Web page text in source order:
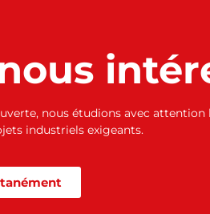
nous étudions avec
industriels exigeants.